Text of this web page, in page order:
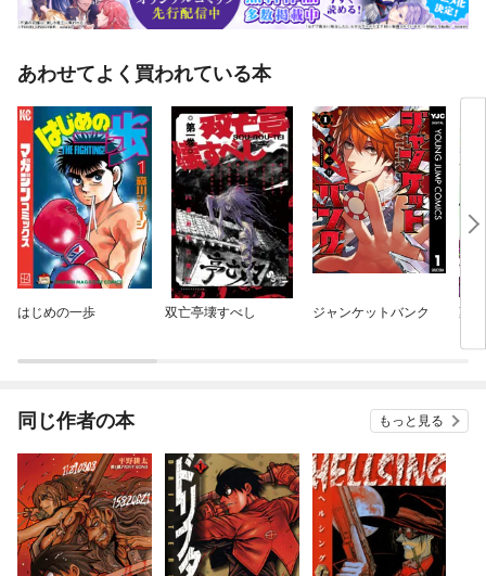
あわせてよく買われている本
はじめの一歩 双亡亭壊すべし ジャンケットバンク 薬
同じ作者の本 もっと見る